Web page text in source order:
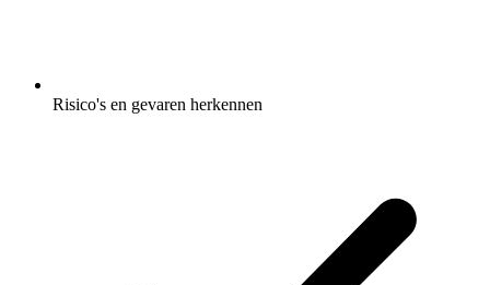
Risico's en gevaren herkennen